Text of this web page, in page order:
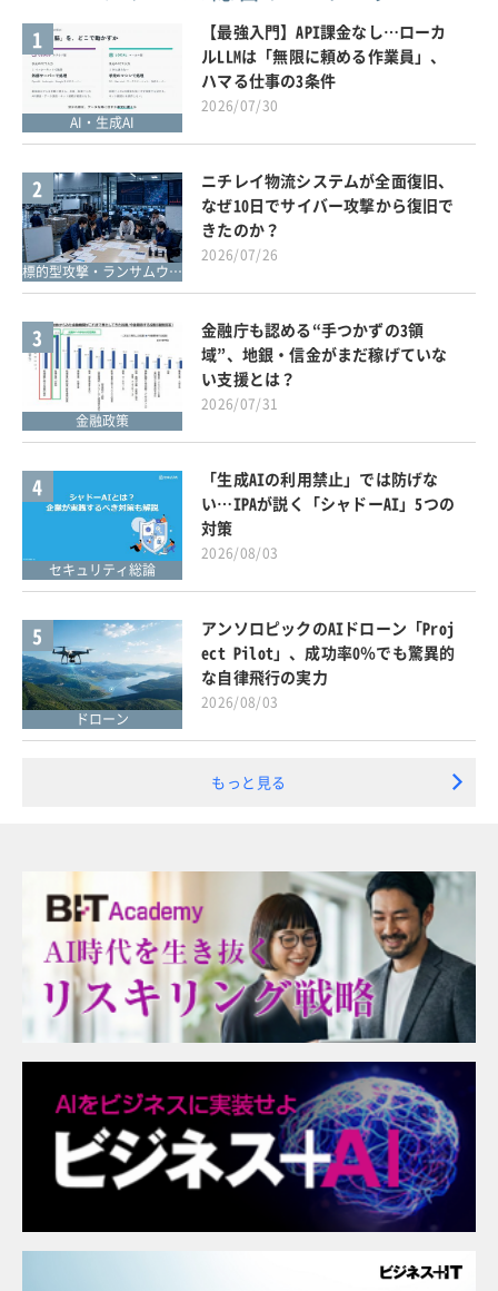
1
AI・生成AI
【最強入門】API課金なし…ローカ
ルLLMは「無限に頼める作業員」、
ハマる仕事の3条件
2026/07/30
2
標的型攻撃・ランサムウェア対策
ニチレイ物流システムが全面復旧、
なぜ10日でサイバー攻撃から復旧で
きたのか？
2026/07/26
3
金融政策
金融庁も認める“手つかずの3領
域”、地銀・信金がまだ稼げていな
い支援とは？
2026/07/31
4
セキュリティ総論
「生成AIの利用禁止」では防げな
い…IPAが説く「シャドーAI」5つの
対策
2026/08/03
5
ドローン
アンソロピックのAIドローン「Proj
ect Pilot」、成功率0％でも驚異的
な自律飛行の実力
2026/08/03
もっと見る